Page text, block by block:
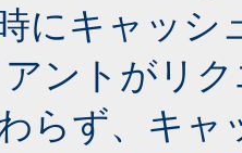
にキャッシ
ントがリ
らず、キャ